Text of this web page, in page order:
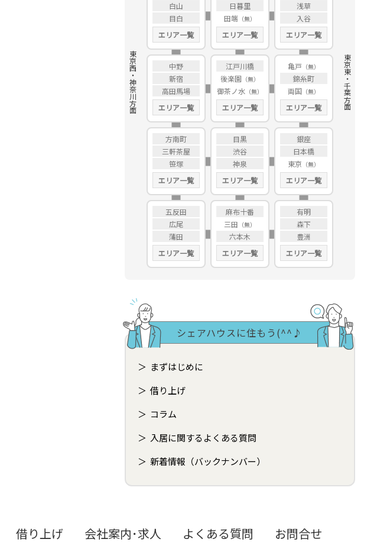
白山
目白
エリア一覧
日暮里
田端
エリア一覧
浅草
入谷
エリア一覧
中野
新宿
高田馬場
エリア一覧
江戸川橋
後楽園
御茶ノ水
エリア一覧
亀戸
錦糸町
両国
エリア一覧
方南町
三軒茶屋
笹塚
エリア一覧
目黒
渋谷
神泉
エリア一覧
銀座
日本橋
東京
エリア一覧
五反田
広尾
蒲田
エリア一覧
麻布十番
三田
六本木
エリア一覧
有明
森下
豊洲
エリア一覧
東京西・神奈川方面 東京東・千葉方面
シェアハウスに住もう(^^♪
まずはじめに
借り上げ
コラム
入居に関するよくある質問
新着情報（バックナンバー）
借り上げ 会社案内･求人 よくある質問 お問合せ